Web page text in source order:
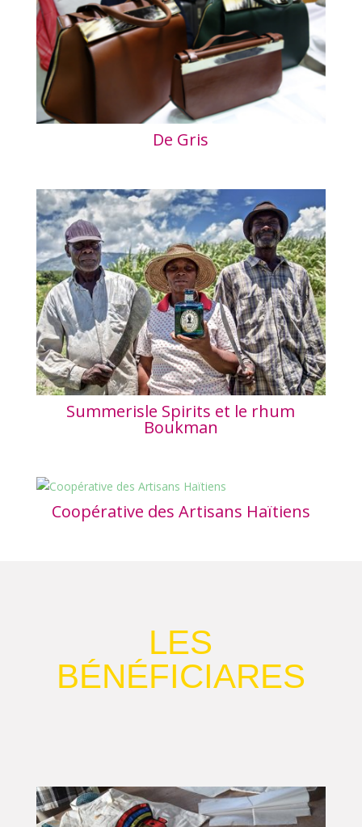
De Gris
Summerisle Spirits et le rhum
Boukman
Coopérative des Artisans Haïtiens
LES
BÉNÉFICIARES